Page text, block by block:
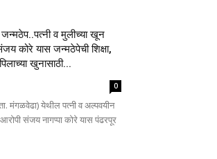
जन्मठेप..पत्नी व मुलीच्या खून
कोरे यास जन्मठेपेची शिक्षा,
खुनासाठी...
0
मंगळवेढा) येथील पत्नी व अल्पवयीन
संजय नागप्पा कोरे यास पंढरपूर